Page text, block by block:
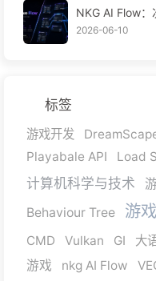
NKG AI Flow
2026-06-10
标签
游戏开发
Playabale API
Load
计算机科学与技术
Behaviour Tree 游
CMD Vulkan GI 大
游戏
nkg AI Flow